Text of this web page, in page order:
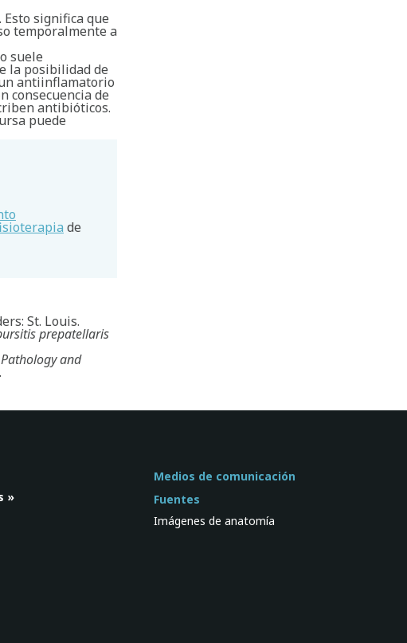
significa que
temporalmente a
suele
la posibilidad de
antiinflamatorio
consecuencia de
antibióticos.
puede
de
St. Louis.
prepatellaris
Pathology and
»
Medios de comunicación
Fuentes
Imágenes de anatomía